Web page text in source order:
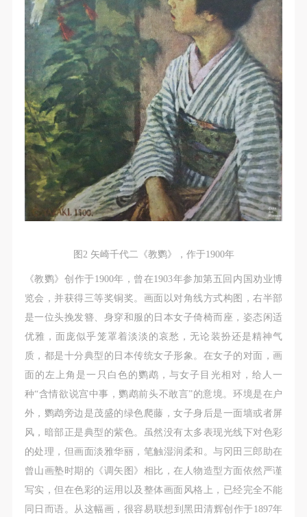
图2 矢崎千代二《教鹦》，作于1900年
《教鹦》创作于1900年，曾在1903年参加第五回内国劝业博
览会，并获得三等奖铜奖。画面以对角线方式构图，右半部
是一位头挽发簪、身穿和服的日本女子倚椅而座，姿态闲适
优雅，面庞似乎笼罩着淡淡的哀愁，无论装扮还是精神气
质，都是十分典型的日本传统女子形象。在女子的对面，画
面的左上角是一只白色的鹦鹉，与女子目光相对，给人一
种“含情欲说宫中事，鹦鹉前头不敢言”的意境。环境是在户
外，鹦鹉旁边是茂盛的绿色爬藤，女子身后是一面墙或者屏
风，暗部正是典型的紫色。虽然没有太多表现光线下对色彩
的处理，但画面淡雅华丽，笔触湿润柔和。与冈田三郎助在
曾山画塾时期的《调矢图》相比，在人物造型方面依然严谨
写实，但在色彩的运用以及整体画面风格上，已经完全不能
同日而语。从这幅画，很容易联想到黑田清辉创作于1897年
（2）、使用形式 用于中央美术学院图书出版、销售
附带光盘及宣传资料。
（3）、使用地域范围
适用地域范围包括国内和国外。
使用肖像的媒介限于不损害甲方肖像权的任何媒介
（如杂志、网络等）。
三、肖像权使用期限
永久使用。
四、许可使用费用
带有甲方肖像作品的拍摄费用由乙方承担。
乙方于拍摄完带有甲方肖像的作品无需支付甲方任何
费用。
（1）、本协议未尽事宜，经双方友好协商后可作为
本协议的补充协议，并不得违反相关法律法规规定。
（2）、本协议自甲乙双方签字（盖章）、勾选之日
起生效。
（3）、本协议包括纸质档和电子档，纸质档—式二
份，甲乙双方各执一份，均具有同等法律效力。
活动参与者意味着接受并承担本协议的全部义务，未
同意者意味着放弃参加此次活动的权利。凡参加这次
活动前，必须事先与自己的家属沟通，取得家属同
意，同时知晓并同意本免责声明。参加者签名/勾选
后，视作其家属也已知晓并同意。
我已认真阅读上述条款，并且同意。
（2）、使用形式 用于中央美术学院图书出版、销售
附带光盘及宣传资料。
（3）、使用地域范围
适用地域范围包括国内和国外。
使用肖像的媒介限于不损害甲方肖像权的任何媒介
（如杂志、网络等）。
三、肖像权使用期限
永久使用。
四、许可使用费用
带有甲方肖像作品的拍摄费用由乙方承担。
乙方于拍摄完带有甲方肖像的作品无需支付甲方任何
费用。
（1）、本协议未尽事宜，经双方友好协商后可作为
本协议的补充协议，并不得违反相关法律法规规定。
（2）、本协议自甲乙双方签字（盖章）、勾选之日
起生效。
（3）、本协议包括纸质档和电子档，纸质档—式二
份，甲乙双方各执一份，均具有同等法律效力。
活动参与者意味着接受并承担本协议的全部义务，未
同意者意味着放弃参加此次活动的权利。凡参加这次
活动前，必须事先与自己的家属沟通，取得家属同
意，同时知晓并同意本免责声明。参加者签名/勾选
后，视作其家属也已知晓并同意。
我已认真阅读上述条款，并且同意。
（2）、使用形式 用于中央美术学院图书出版、销售
附带光盘及宣传资料。
（3）、使用地域范围
适用地域范围包括国内和国外。
使用肖像的媒介限于不损害甲方肖像权的任何媒介
（如杂志、网络等）。
三、肖像权使用期限
永久使用。
四、许可使用费用
带有甲方肖像作品的拍摄费用由乙方承担。
乙方于拍摄完带有甲方肖像的作品无需支付甲方任何
费用。
（1）、本协议未尽事宜，经双方友好协商后可作为
本协议的补充协议，并不得违反相关法律法规规定。
（2）、本协议自甲乙双方签字（盖章）、勾选之日
起生效。
（3）、本协议包括纸质档和电子档，纸质档—式二
份，甲乙双方各执一份，均具有同等法律效力。
活动参与者意味着接受并承担本协议的全部义务，未
同意者意味着放弃参加此次活动的权利。凡参加这次
活动前，必须事先与自己的家属沟通，取得家属同
意，同时知晓并同意本免责声明。参加者签名/勾选
后，视作其家属也已知晓并同意。
我已认真阅读上述条款，并且同意。